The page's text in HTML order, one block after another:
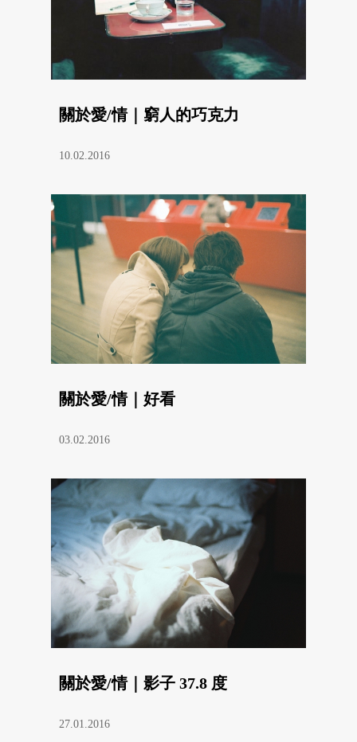
關於愛/情｜窮人的巧克力
10.02.2016
關於愛/情｜好看
03.02.2016
關於愛/情｜影子 37.8 度
27.01.2016